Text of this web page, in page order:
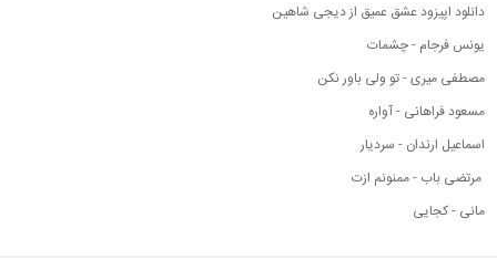
دانلود اپیزود عشق عمیق از دیجی شاهین
یونس فرجام - چشمات
مصطفی میری - تو ولی باور نکن
مسعود فراهانی - آواره
اسماعیل ارندان - سردیار
مرتضی باب - ممنونم ازت
مانی - کجایی